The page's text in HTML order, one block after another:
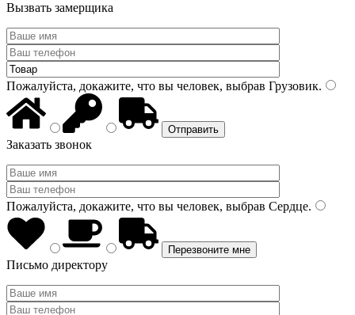
Вызвать замерщика
Пожалуйста, докажите, что вы человек, выбрав Грузовик.
Заказать звонок
Пожалуйста, докажите, что вы человек, выбрав Сердце.
Письмо директору